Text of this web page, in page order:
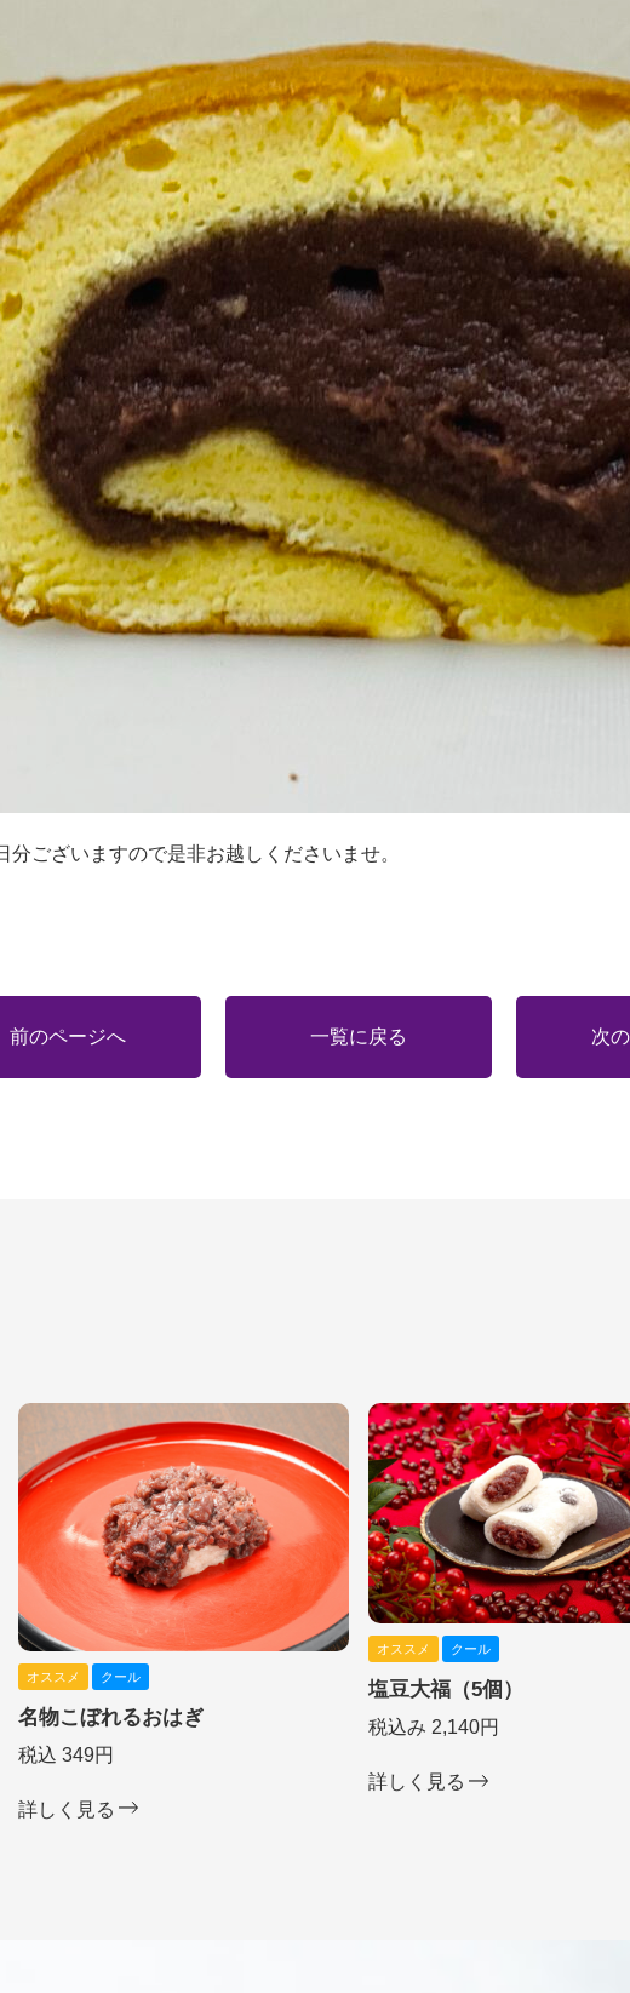
分ございますので是非お越しくださいませ。
前のページへ 一覧に戻る 次
オススメ クール
名物こぼれるおはぎ
税込 349円
詳しく見る
オススメ クール
塩豆大福（5個）
税込み 2,140円
詳しく見る